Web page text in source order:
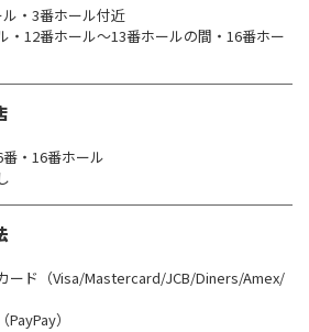
・3番ホール付近
・12番ホール～13番ホールの間・16番ホー
番・16番ホール
ード（Visa/Mastercard/JCB/Diners/Amex/
）